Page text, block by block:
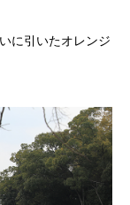
に引いたオレンジ